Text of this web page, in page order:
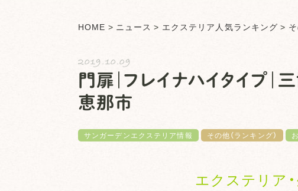
HOME > ニュース > エクステリア人気ランキング >
2019.10.09
門扉｜フレイナハイタイプ｜
恵那市
サンガーデンエクステリア情報 その他（ランキング）
エクステリア